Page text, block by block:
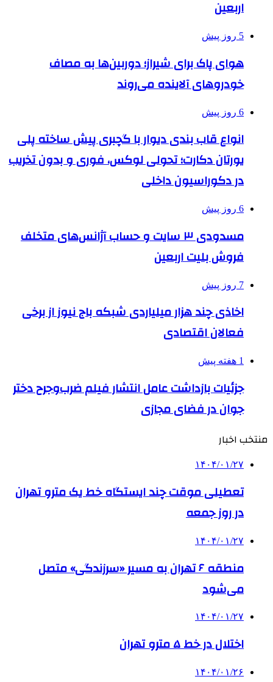
اربعین
5 روز پیش
هوای پاک برای شیراز؛ دوربین‌ها به مصاف
خودروهای آلاینده می‌روند
6 روز پیش
انواع قاب بندی دیوار با گچبری پیش ساخته پلی
یورتان دکارت؛ تحولی لوکس، فوری و بدون تخریب
در دکوراسیون داخلی
6 روز پیش
مسدودی ۳ سایت و حساب آژانس‌های متخلف
فروش بلیت اربعین
7 روز پیش
اخاذی چند هزار میلیاردی شبکه باج نیوز از برخی
فعالان اقتصادی
1 هفته پیش
جزئیات بازداشت عامل انتشار فیلم ضرب‌وجرح دختر
جوان در فضای مجازی
منتخب اخبار
۱۴۰۴/۰۱/۲۷
تعطیلی موقت چند ایستگاه خط یک مترو تهران
در روز جمعه
۱۴۰۴/۰۱/۲۷
منطقه ۶ تهران به مسیر «سرزندگی» متصل
می‌شود
۱۴۰۴/۰۱/۲۷
اختلال در خط ۵ مترو تهران
۱۴۰۴/۰۱/۲۶